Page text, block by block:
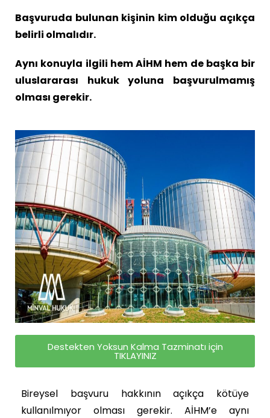
Başvuruda bulunan kişinin kim olduğu açıkça
belirli olmalıdır.
Aynı konuyla ilgili hem AİHM hem de başka bir
uluslararası hukuk yoluna başvurulmamış
olması gerekir.
Destekten Yoksun Kalma Tazminatı için
TIKLAYINIZ
Bireysel başvuru hakkının açıkça kötüye
kullanılmıyor olması gerekir. AİHM’e aynı